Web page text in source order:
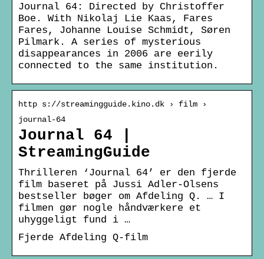
Journal 64: Directed by Christoffer
Boe. With Nikolaj Lie Kaas, Fares
Fares, Johanne Louise Schmidt, Søren
Pilmark. A series of mysterious
disappearances in 2006 are eerily
connected to the same institution.
http s://streamingguide.kino.dk › film ›
journal-64
Journal 64 |
StreamingGuide
Thrilleren ‘Journal 64’ er den fjerde
film baseret på Jussi Adler-Olsens
bestseller bøger om Afdeling Q. … I
filmen gør nogle håndværkere et
uhyggeligt fund i …
Fjerde Afdeling Q-film